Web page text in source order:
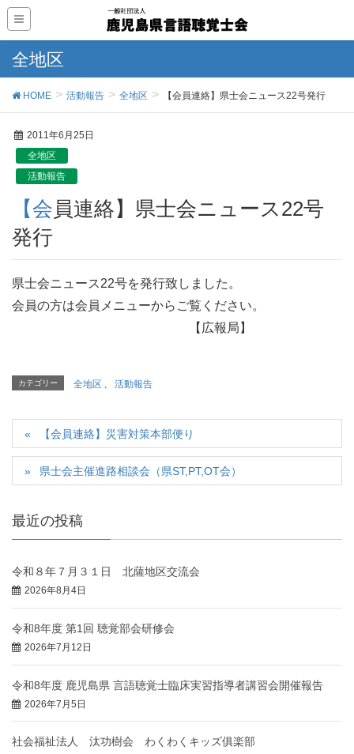
全地区
HOME 活動報告 全地区 【会員連絡】県士会ニュース22号発行
2011年6月25日
全地区
活動報告
【会員連絡】県士会ニュース22号
発行
県士会ニュース22号を発行致しました。
会員の方は会員メニューからご覧ください。
【広報局】
カテゴリー 全地区 、 活動報告
【会員連絡】災害対策本部便り
県士会主催進路相談会（県ST,PT,OT会）
最近の投稿
令和８年７月３１日 北薩地区交流会
2026年8月4日
令和8年度 第1回 聴覚部会研修会
2026年7月12日
令和8年度 鹿児島県 言語聴覚士臨床実習指導者講習会開催報告
2026年7月5日
社会福祉法人 汰功樹会 わくわくキッズ俱楽部